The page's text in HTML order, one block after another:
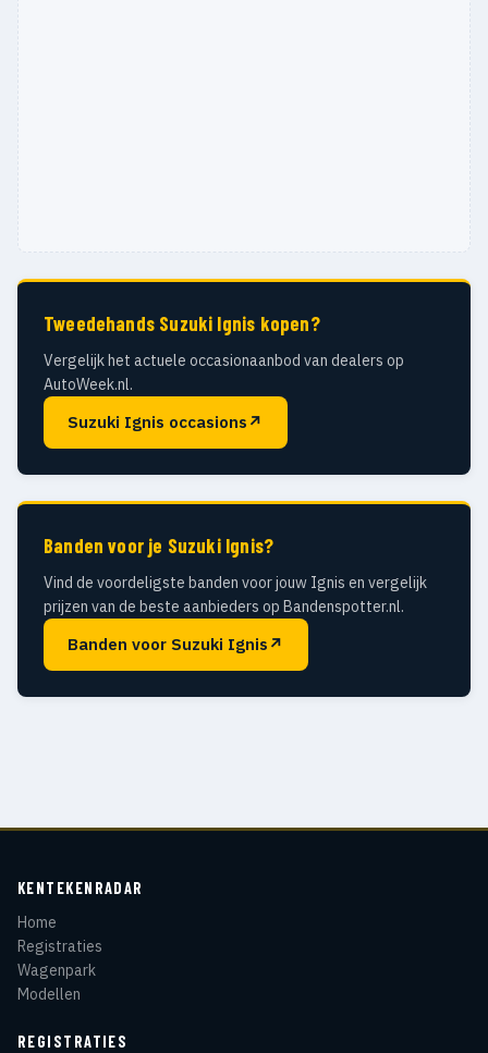
Tweedehands Suzuki Ignis kopen?
Vergelijk het actuele occasionaanbod van dealers op
AutoWeek.nl.
Suzuki Ignis occasions ↗
Banden voor je Suzuki Ignis?
Vind de voordeligste banden voor jouw Ignis en vergelijk
prijzen van de beste aanbieders op Bandenspotter.nl.
Banden voor Suzuki Ignis ↗
KENTEKENRADAR
Home
Registraties
Wagenpark
Modellen
REGISTRATIES